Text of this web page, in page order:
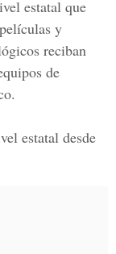
estatal que
y
reciban
de
estatal desde